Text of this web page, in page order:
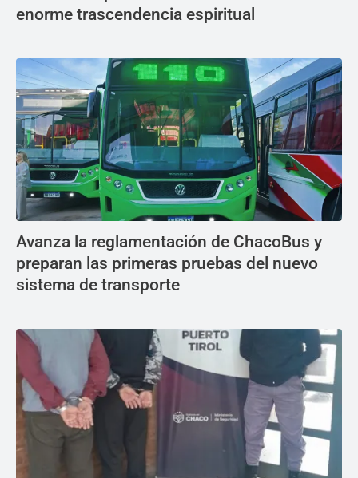
enorme trascendencia espiritual
Avanza la reglamentación de ChacoBus y
preparan las primeras pruebas del nuevo
sistema de transporte